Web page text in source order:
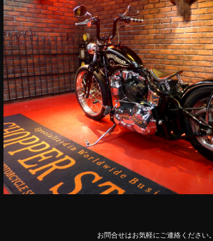
お問合せはお気軽にご連絡ください。